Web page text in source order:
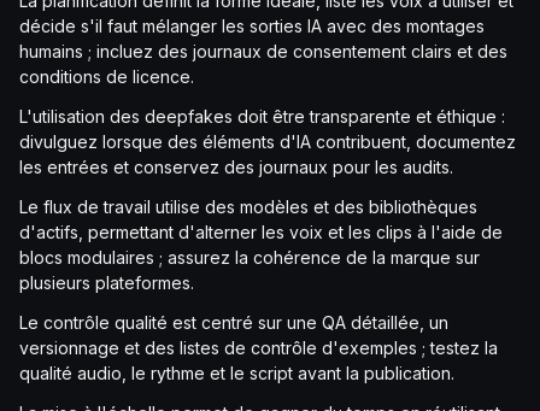
décide s'il faut mélanger les sorties IA avec des montages
humains ; incluez des journaux de consentement clairs et des
conditions de licence.
L'utilisation des deepfakes doit être transparente et éthique :
divulguez lorsque des éléments d'IA contribuent, documentez
les entrées et conservez des journaux pour les audits.
Le flux de travail utilise des modèles et des bibliothèques
d'actifs, permettant d'alterner les voix et les clips à l'aide de
blocs modulaires ; assurez la cohérence de la marque sur
plusieurs plateformes.
Le contrôle qualité est centré sur une QA détaillée, un
versionnage et des listes de contrôle d'exemples ; testez la
qualité audio, le rythme et le script avant la publication.